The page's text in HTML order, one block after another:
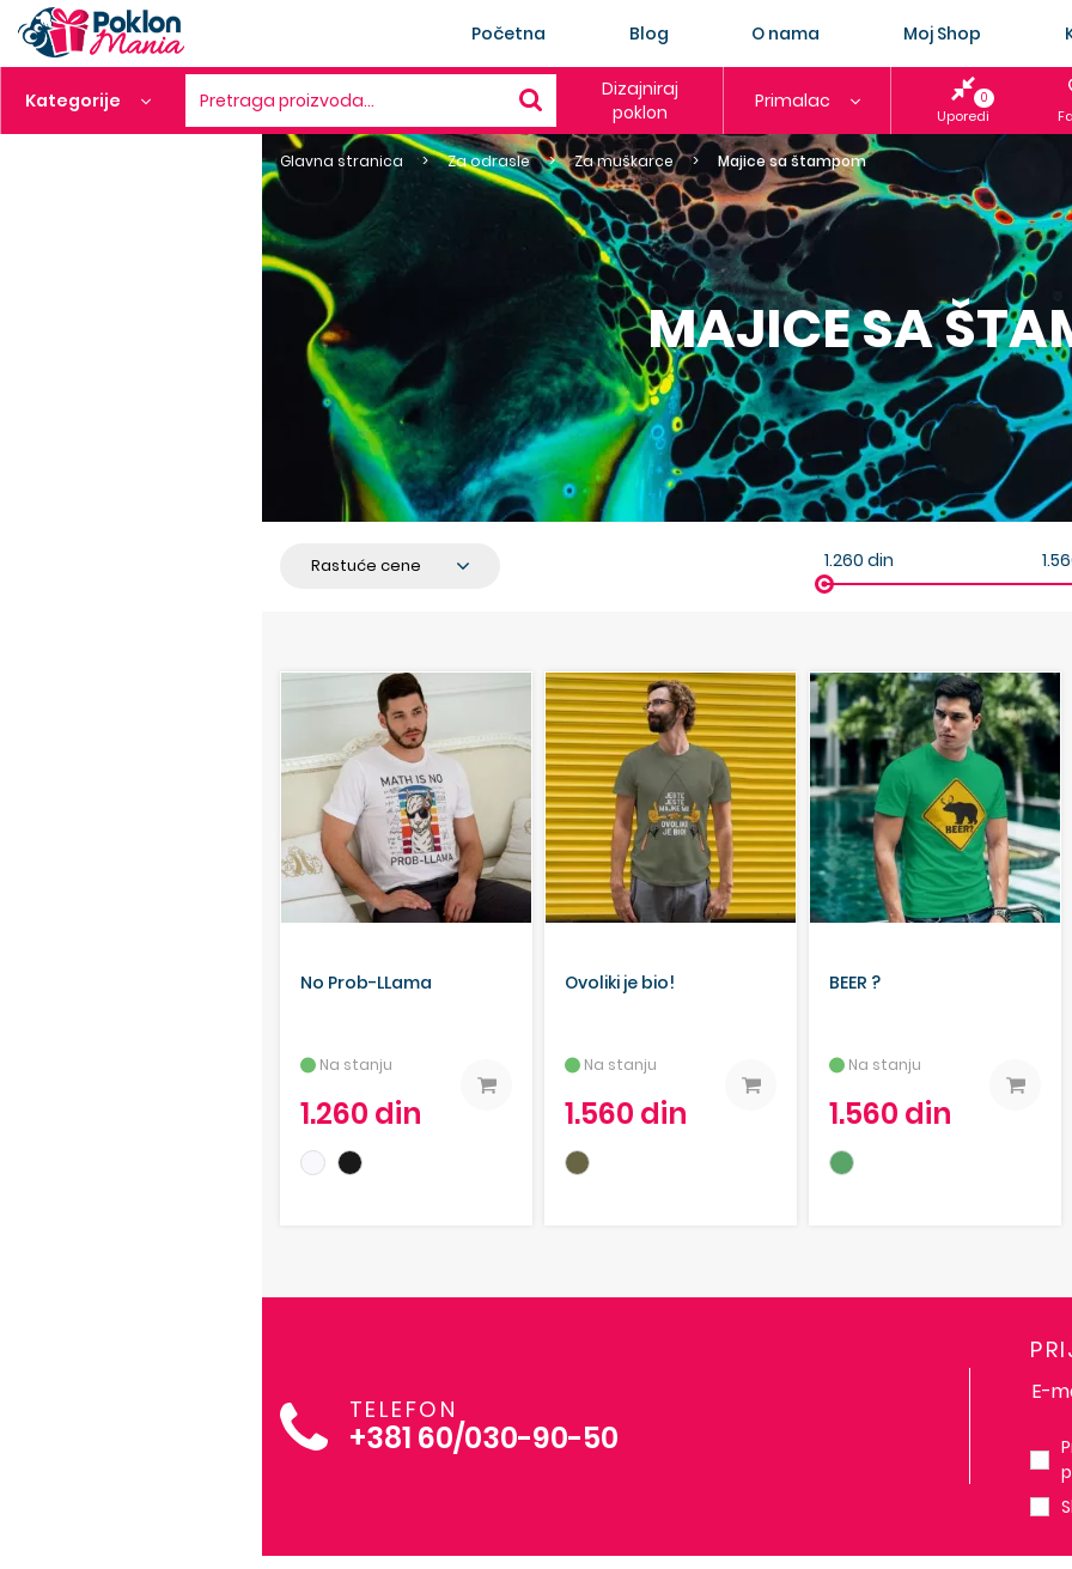
Početna Blog O nama Moj Shop
Kategorije Pretraga proizvoda…
Dizajniraj
poklon
Primalac 0
Uporedi
Glavna stranica Za odrasle Za muškarce Majice sa štampom
MAJICE SA
1.260 din
No Prob-LLama
Na stanju
1.260 din
Ovoliki je bio!
Na stanju
1.560 din
BEER ?
Na stanju
1.560 din
TELEFON
+381 60/030-90-50